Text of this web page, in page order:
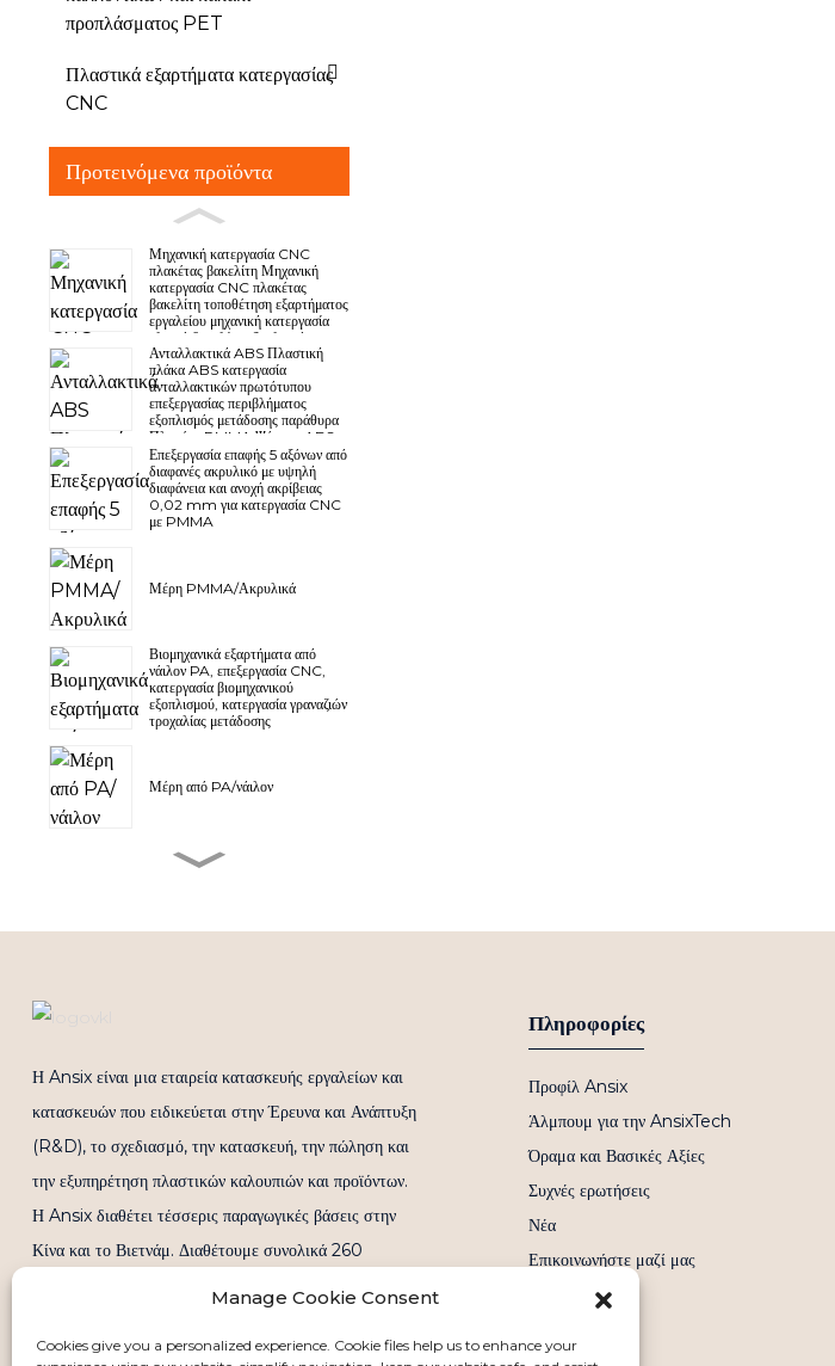
προπλάσματος PET
Πλαστικά εξαρτήματα κατεργασίας
CNC
Προτεινόμενα προϊόντα
Μηχανική κατεργασία CNC
πλακέτας βακελίτη Μηχανική
κατεργασία CNC πλακέτας
βακελίτη τοποθέτηση εξαρτήματος
εργαλείου μηχανική κατεργασία
υλικού βακελίτη εξοπλισμός
μετάδοσης λόγω σταθερού
εξαρτήματος πλάκας
Ανταλλακτικά ABS Πλαστική
πλάκα ABS κατεργασία
ανταλλακτικών πρωτότυπου
επεξεργασίας περιβλήματος
εξοπλισμός μετάδοσης παράθυρα
Πλακέτα PMMA Ψύκτρα ABS
Επεξεργασία επαφής 5 αξόνων από
διαφανές ακρυλικό με υψηλή
διαφάνεια και ανοχή ακρίβειας
0,02 mm για κατεργασία CNC
με PMMA
Μέρη PMMA/Ακρυλικά
Βιομηχανικά εξαρτήματα από
νάιλον PA, επεξεργασία CNC,
κατεργασία βιομηχανικού
εξοπλισμού, κατεργασία γραναζιών
τροχαλίας μετάδοσης
Μέρη από PA/νάιλον
Εξαρτήματα κατεργασίας
στροβίλων με σφαιρικό γρανάζι
κατασκευή, επεξεργασία και
Ιατρικά εξαρτήματα PVDF
Επεξεργασία εξαρτημάτων PVDF
κατεργασία CNC Μέρη
Μέρη PVDF
Η Ansix είναι μια εταιρεία κατασκευής εργαλείων και
κατασκευών που ειδικεύεται στην Έρευνα και Ανάπτυξη
(R&D), το σχεδιασμό, την κατασκευή, την πώληση και
την εξυπηρέτηση πλαστικών καλουπιών και προϊόντων.
Η Ansix διαθέτει τέσσερις παραγωγικές βάσεις στην
Κίνα και το Βιετνάμ. Διαθέτουμε συνολικά 260
Πληροφορίες
Προφίλ Ansix
Άλμπουμ για την AnsixTech
Όραμα και Βασικές Αξίες
Συχνές ερωτήσεις
Νέα
Επικοινωνήστε μαζί μας
Manage Cookie Consent
Cookies give you a personalized experience. Cookie files help us to enhance your